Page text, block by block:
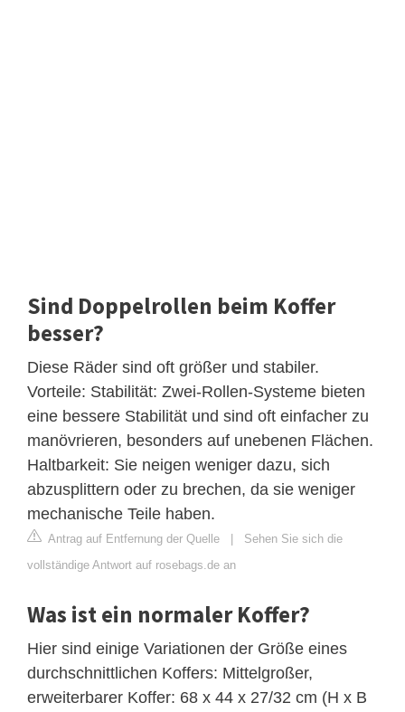
Sind Doppelrollen beim Koffer
besser?
Diese Räder sind oft größer und stabiler.
Vorteile: Stabilität: Zwei-Rollen-Systeme bieten
eine bessere Stabilität und sind oft einfacher zu
manövrieren, besonders auf unebenen Flächen.
Haltbarkeit: Sie neigen weniger dazu, sich
abzusplittern oder zu brechen, da sie weniger
mechanische Teile haben.
Antrag auf Entfernung der Quelle
Sehen Sie sich die
vollständige Antwort auf rosebags.de an
Was ist ein normaler Koffer?
Hier sind einige Variationen der Größe eines
durchschnittlichen Koffers: Mittelgroßer,
erweiterbarer Koffer: 68 x 44 x 27/32 cm (H x B